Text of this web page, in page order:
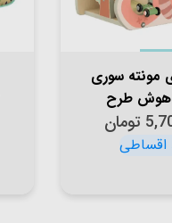
مونته سوری
طرح
تومان